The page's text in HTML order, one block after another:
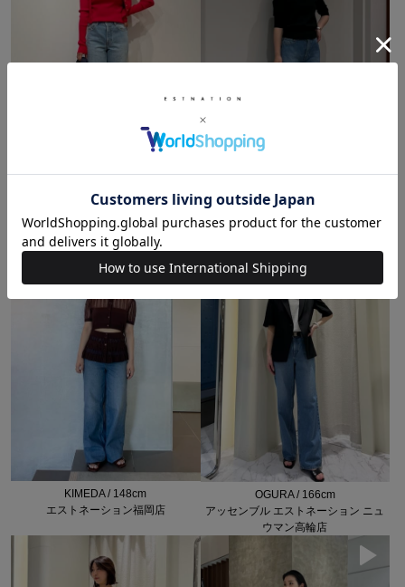
エストネーション六本木ヒルズ店
アッセンブル エストネーション
GINZA SIX店
KIMEDA / 148cm
エストネーション福岡店
OGURA / 166cm
アッセンブル エストネーション ニュ
ウマン高輪店